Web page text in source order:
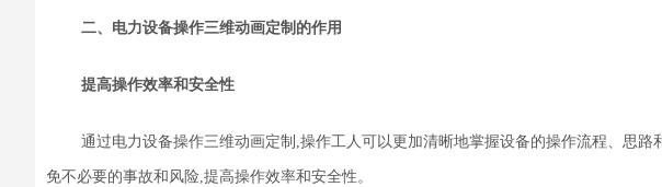
二、电力设备操作三维动画定制的作用
提高操作效率和安全性
通过电力设备操作三维动画定制,操作工人可以更加清晰地掌握设备的操作流程、思
免不必要的事故和风险,提高操作效率和安全性。